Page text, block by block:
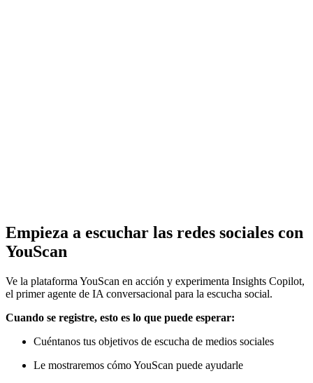
Empieza a escuchar las redes sociales con
YouScan
Ve la plataforma YouScan en acción y experimenta Insights Copilot,
el primer agente de IA conversacional para la escucha social.
Cuando se registre, esto es lo que puede esperar:
Cuéntanos tus objetivos de escucha de medios sociales
Le mostraremos cómo YouScan puede ayudarle